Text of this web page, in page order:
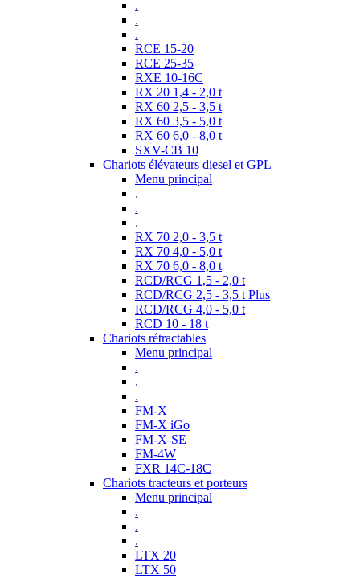
.
.
.
RCE 15-20
RCE 25-35
RXE 10-16C
RX 20 1,4 - 2,0 t
RX 60 2,5 - 3,5 t
RX 60 3,5 - 5,0 t
RX 60 6,0 - 8,0 t
SXV-CB 10
Chariots élévateurs diesel et GPL
Menu principal
.
.
.
RX 70 2,0 - 3,5 t
RX 70 4,0 - 5,0 t
RX 70 6,0 - 8,0 t
RCD/RCG 1,5 - 2,0 t
RCD/RCG 2,5 - 3,5 t Plus
RCD/RCG 4,0 - 5,0 t
RCD 10 - 18 t
Chariots rétractables
Menu principal
.
.
.
FM-X
FM-X iGo
FM-X-SE
FM-4W
FXR 14C-18C
Chariots tracteurs et porteurs
Menu principal
.
.
.
LTX 20
LTX 50